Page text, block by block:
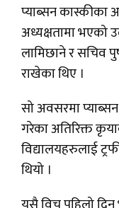
प्याब्सन कास्कीका
अध्यक्षतामा भएको
लामिछाने र सचिव
राखेका थिए ।
सो अवसरमा
गरेका अतिरिक्त
विद्यालयहरुलाई
थियो ।